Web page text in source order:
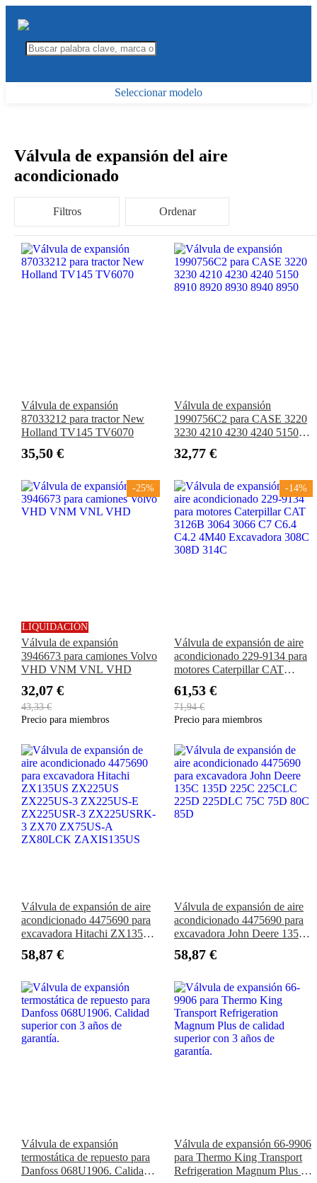
Seleccionar modelo
Válvula de expansión del aire
acondicionado
Filtros Ordenar
Válvula de expansión
87033212 para tractor New
Holland TV145 TV6070
35,50 €
Válvula de expansión
1990756C2 para CASE 3220
3230 4210 4230 4240 5150
32,77 €
-25%
LIQUIDACIÓN
Válvula de expansión
3946673 para camiones Volvo
VHD VNM VNL VHD
32,07 €
43,33 €
Precio para miembros
-14%
Válvula de expansión de aire
acondicionado 229-9134 para
motores Caterpillar CAT
C4.2 4M40 Excavadora 308C
308D 314C
61,53 €
71,94 €
Precio para miembros
Válvula de expansión de aire
acondicionado 4475690 para
excavadora Hitachi ZX135US
ZX225US-E ZX225USR-3
ZX75US-A ZX80LCK
ZAXIS135US
58,87 €
Válvula de expansión de aire
acondicionado 4475690 para
excavadora John Deere 135C
225DLC 75C 75D 80C 85D
58,87 €
Válvula de expansión
termostática de repuesto para
Danfoss 068U1906. Calidad
Válvula de expansión 66-9906
para Thermo King Transport
Refrigeration Magnum Plus de